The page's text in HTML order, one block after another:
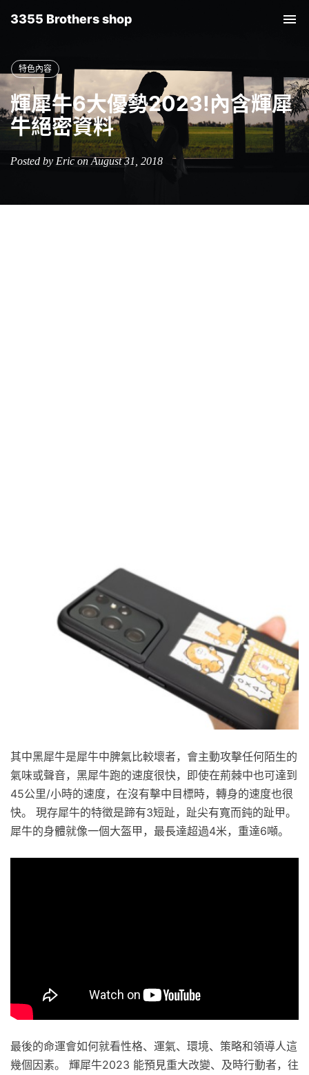
3355 Brothers shop
特色內容
輝犀牛6大優勢2023!內含輝犀
牛絕密資料
Posted by Eric on August 31, 2018
其中黑犀牛是犀牛中脾氣比較壞者，會主動攻擊任何陌生的
氣味或聲音，黑犀牛跑的速度很快，即使在荊棘中也可達到
45公里/小時的速度，在沒有擊中目標時，轉身的速度也很
快。 現存犀牛的特徵是蹄有3短趾，趾尖有寬而鈍的趾甲。
犀牛的身體就像一個大盔甲，最長達超過4米，重達6噸。
最後的命運會如何就看性格、運氣、環境、策略和領導人這
幾個因素。 輝犀牛2023 能預見重大改變、及時行動者，往